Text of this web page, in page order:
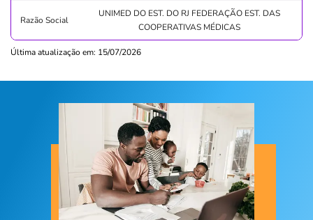
Razão Social
UNIMED DO EST. DO RJ FEDERAÇÃO EST. DAS
COOPERATIVAS MÉDICAS
Última atualização em: 15/07/2026